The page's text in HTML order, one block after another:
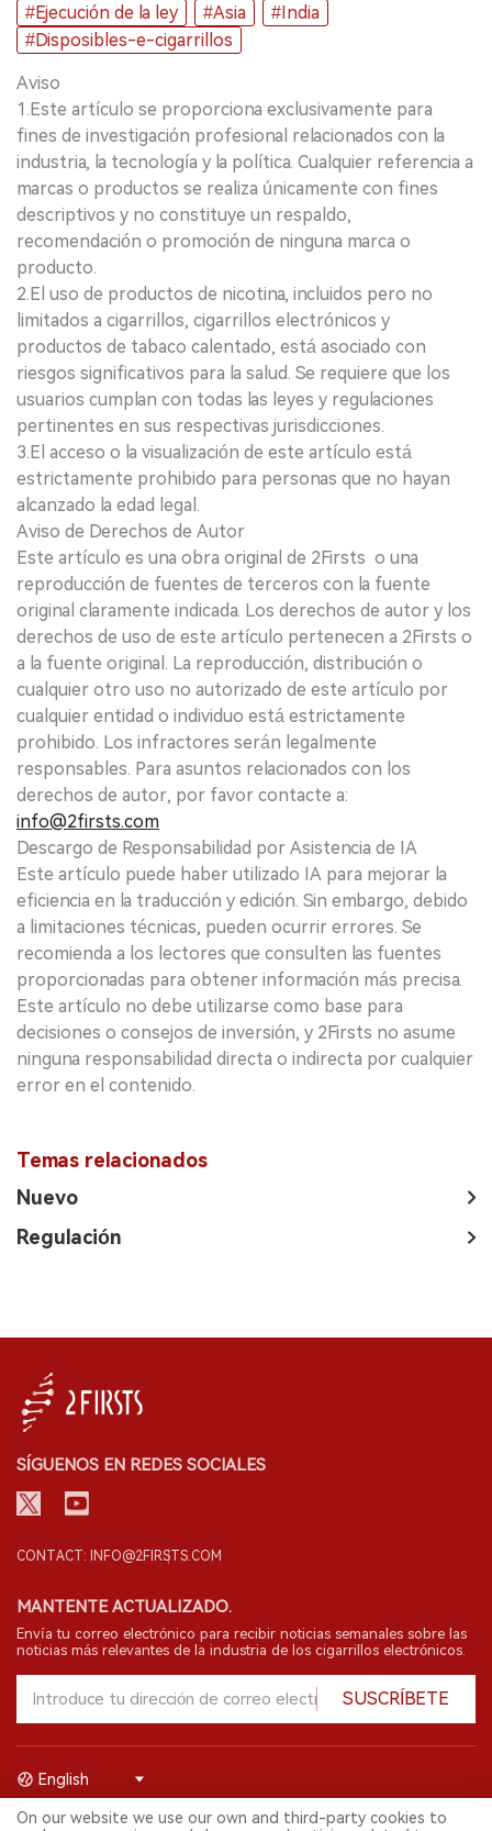
#Ejecución de la ley
#Asia
#India
#Disposibles-e-cigarrillos
Aviso
1.Este artículo se proporciona exclusivamente para
fines de investigación profesional relacionados con la
industria, la tecnología y la política. Cualquier referencia a
marcas o productos se realiza únicamente con fines
descriptivos y no constituye un respaldo,
recomendación o promoción de ninguna marca o
producto.
2.El uso de productos de nicotina, incluidos pero no
limitados a cigarrillos, cigarrillos electrónicos y
productos de tabaco calentado, está asociado con
riesgos significativos para la salud. Se requiere que los
usuarios cumplan con todas las leyes y regulaciones
pertinentes en sus respectivas jurisdicciones.
3.El acceso o la visualización de este artículo está
estrictamente prohibido para personas que no hayan
alcanzado la edad legal.
Aviso de Derechos de Autor
Este artículo es una obra original de 2Firsts o una
reproducción de fuentes de terceros con la fuente
original claramente indicada. Los derechos de autor y los
derechos de uso de este artículo pertenecen a 2Firsts o
a la fuente original. La reproducción, distribución o
cualquier otro uso no autorizado de este artículo por
cualquier entidad o individuo está estrictamente
prohibido. Los infractores serán legalmente
responsables. Para asuntos relacionados con los
derechos de autor, por favor contacte a:
info@2firsts.com
Descargo de Responsabilidad por Asistencia de IA
Este artículo puede haber utilizado IA para mejorar la
eficiencia en la traducción y edición. Sin embargo, debido
a limitaciones técnicas, pueden ocurrir errores. Se
recomienda a los lectores que consulten las fuentes
proporcionadas para obtener información más precisa.
Este artículo no debe utilizarse como base para
decisiones o consejos de inversión, y 2Firsts no asume
ninguna responsabilidad directa o indirecta por cualquier
error en el contenido.
Temas relacionados
Nuevo
Regulación
SÍGUENOS EN REDES SOCIALES
CONTACT: INFO@2FIRSTS.COM
MANTENTE ACTUALIZADO.
Envía tu correo electrónico para recibir noticias semanales sobre las
noticias más relevantes de la industria de los cigarrillos electrónicos.
SUSCRÍBETE
© 2026 Shenzhen 2FIRSTS Technology Co.,Ltd. Todos los derechos
English
On our website we use our own and third-party cookies to